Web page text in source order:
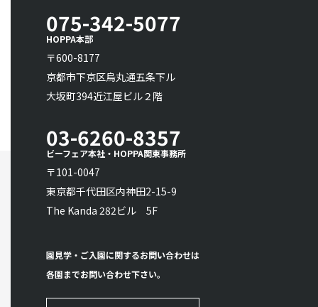
075-342-5077
HOPPA本部
〒600-8177
京都市下京区烏丸通五条下ル
大坂町394近江屋ビル２階
03-6260-8357
ビーフェア本社・HOPPA関東事務所
〒101-0047
東京都千代田区内神田2-15-9
The Kanda 282ビル 5F
園見学・ご入園に関するお問い合わせは
各園までお問い合わせ下さい。